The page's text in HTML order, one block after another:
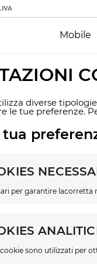
Mobile
diverse
le tue preferenze.
tua
per garantire lacorretta
sono utilizzati per